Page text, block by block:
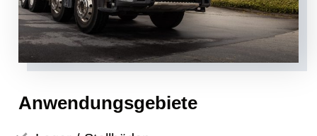
Anwendungsgebiete